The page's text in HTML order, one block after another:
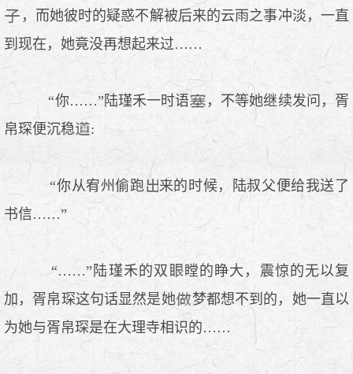
，而她彼时的疑惑不解被后来的云雨之事冲淡，一直
到现在，她竟没再想起来过……
“你……”陆瑾禾一时语
，不等她继续发问，胥
帛琛便沉稳
:
“你从宥州偷跑
来的时候，陆叔父便给我送了
书信……”
“……”陆瑾禾的双
瞠的睁大，震惊的无以复
加，胥帛琛这句话显然是她
梦都想不到的，她一直以
为她与胥帛琛是在大理寺相识的……